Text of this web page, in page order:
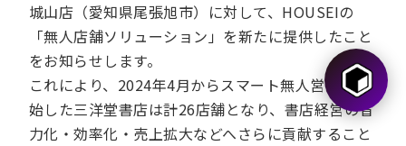
城山店（愛知県尾張旭市）に対して、HOUSEIの
「無人店舗ソリューション」を新たに提供したこと
をお知らせします。
これにより、2024年4月からスマート無人営業を開
始した三洋堂書店は計26店舗となり、書店経営の省
力化・効率化・売上拡大などへさらに貢献すること